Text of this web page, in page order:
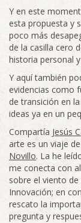
Y en este
esta propuesta y
poco más
de la casilla cero
historia personal
Y aquí también
evidencias como
de transición en
ideas ya en un
Compartía Jesús
arte es un viaje
Novillo. La he
me conecta con
sobre el viento
Innovación; en
rescato la
pregunta y